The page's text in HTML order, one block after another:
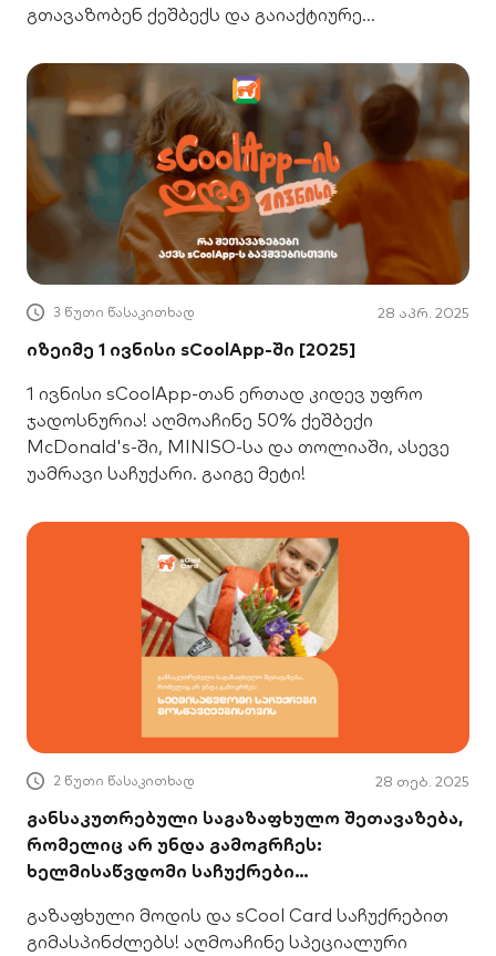
გთავაზობენ ქეშბექს და გაიაქტიურე
3 წუთი წასაკითხად 28 აპრ. 2025
იზეიმე 1 ივნისი sCoolApp-ში [2025]
1 ივნისი sCoolApp-თან ერთად კიდევ უფრო
ჯადოსნურია! აღმოაჩინე 50% ქეშბექი
McDonald's-ში, MINISO-სა და თოლიაში, ასევე
უამრავი საჩუქარი. გაიგე მეტი!
2 წუთი წასაკითხად 28 თებ. 2025
განსაკუთრებული საგაზაფხულო შეთავაზება,
რომელიც არ უნდა გამოგრჩეს:
ხელმისაწვდომი საჩუქრები
გაზაფხული მოდის და sCool Card საჩუქრებით
გიმასპინძლებს! აღმოაჩინე სპეციალური